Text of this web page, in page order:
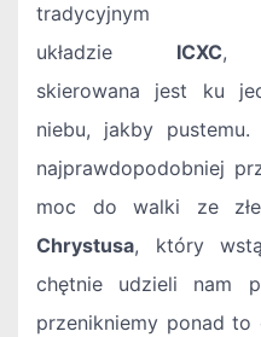
tradycyjnym
układzie ICXC,
skierowana jest ku
niebu, jakby
najprawdopodobniej
moc do walki ze
Chrystusa, który
chętnie udzieli nam
przenikniemy ponad to